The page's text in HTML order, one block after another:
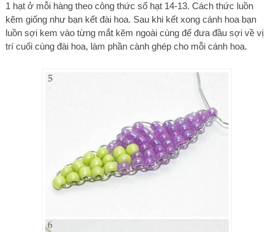
1 hạt ở mỗi hàng theo công thức số hạt 14-13. Cách thức luồn
kẽm giống như bạn kết đài hoa. Sau khi kết xong cánh hoa bạn
luồn sợi kem vào từng mắt kẽm ngoài cùng để đưa đầu sợi về vị
trí cuối cùng đài hoa, làm phần cành ghép cho mỗi cánh hoa.​